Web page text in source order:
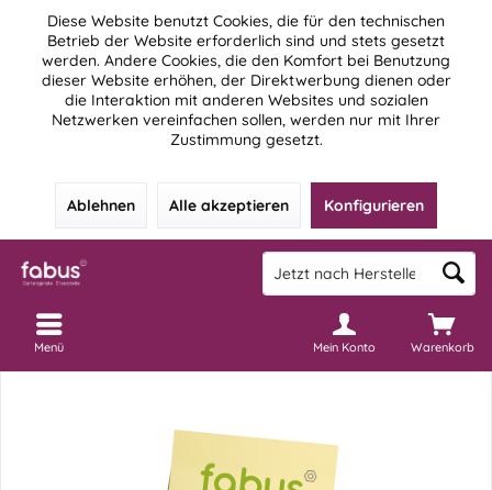
Diese Website benutzt Cookies, die für den technischen
Betrieb der Website erforderlich sind und stets gesetzt
werden. Andere Cookies, die den Komfort bei Benutzung
dieser Website erhöhen, der Direktwerbung dienen oder
die Interaktion mit anderen Websites und sozialen
Netzwerken vereinfachen sollen, werden nur mit Ihrer
Zustimmung gesetzt.
Ablehnen Alle akzeptieren Konfigurieren
Warenkorb
Mein Konto
Menü